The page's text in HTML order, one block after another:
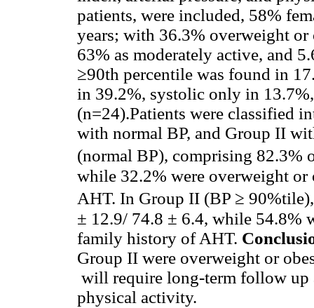
patients, were included, 58%
years; with 36.3% overweight or
63% as moderately active, and
≥90th percentile was found in
in 39.2%, systolic only in
(n=24).Patients were classified
with normal BP, and Group II
(normal BP), comprising 82.3%
while 32.2% were overweight
AHT. In Group II (BP ≥
± 12.9/ 74.8 ± 6.4, while 54.8%
family history of AHT.
Group II were overweight or
will require long-term follow up
physical activity.